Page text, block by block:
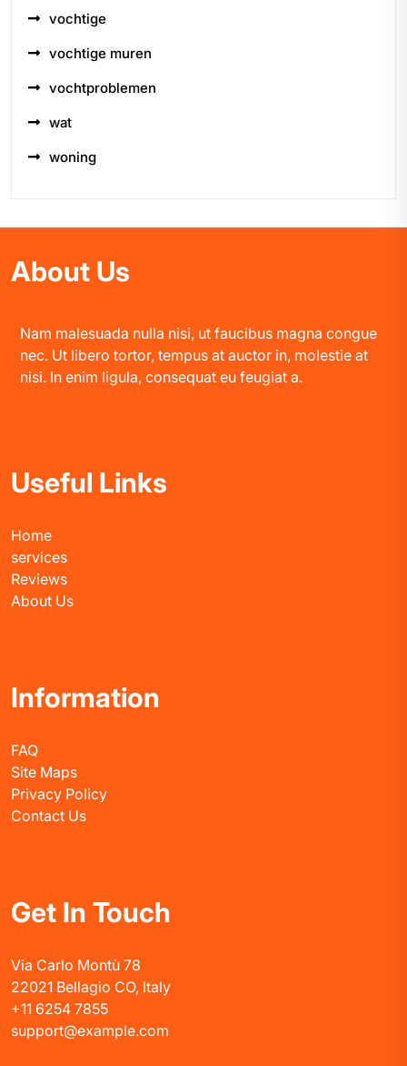
vochtige
vochtige muren
vochtproblemen
wat
woning
About Us
Nam malesuada nulla nisi, ut faucibus magna congue
nec. Ut libero tortor, tempus at auctor in, molestie at
nisi. In enim ligula, consequat eu feugiat a.
Useful Links
Home
services
Reviews
About Us
Information
FAQ
Site Maps
Privacy Policy
Contact Us
Get In Touch
Via Carlo Montù 78
22021 Bellagio CO, Italy
+11 6254 7855
support@example.com